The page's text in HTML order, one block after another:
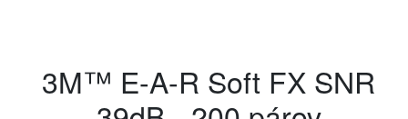
3M™ E-A-R Soft FX SNR